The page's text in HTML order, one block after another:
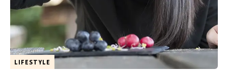
LIFESTYLE